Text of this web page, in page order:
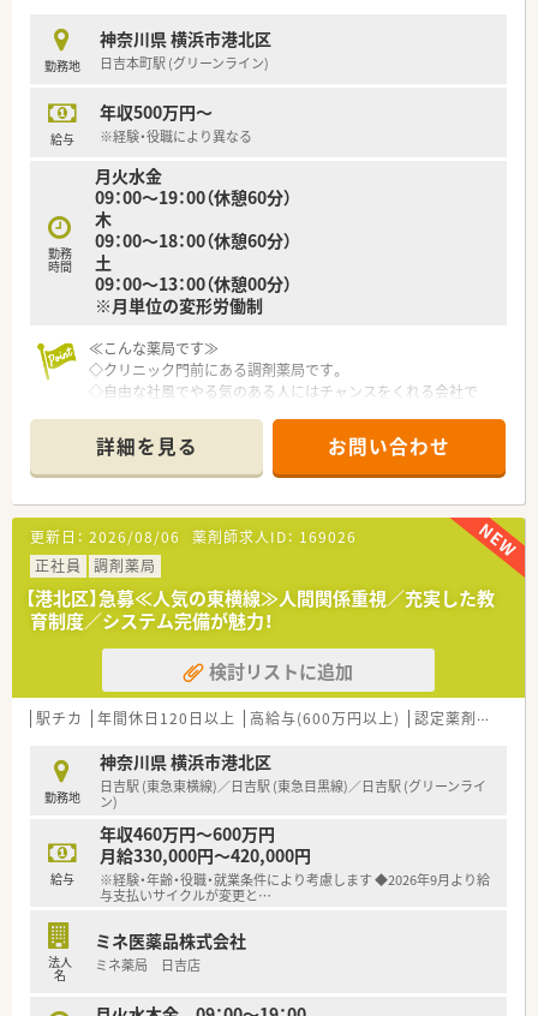
いう、人物面を重視した採用方針を企業として掲げています。
【法人特徴について】
占める、日本でも珍しい欧米型ドラッグストアを展開していま
す。
スクがなくコンプライアンス意識が非常に高い企業です。
■首都圏を中心とした地域密着型の店舗展開を行っており、原則
として転居を伴う異動がないため安心して働き続けられます。
勤務地
神奈川県 横浜市港北区
日吉本町駅 (グリーンライン)
給与
年収500万円～
※経験・役職により異なる
勤務
時間
月火水金
09：00～19：00（休憩60分）
木
09：00～18：00（休憩60分）
土
09：00～13：00（休憩00分）
※月単位の変形労働制
≪こんな薬局です≫
◇クリニック門前にある調剤薬局です。
◇自由な社風でやる気のある人にはチャンスをくれる会社で
◇転勤は基本的にありません！
◇残業が少なく、基本的に19時には退社出来ます！
■応需元の集中率が90％を超えおり、患者様は顔なじみばかり
詳細を見る お問い合わせ
更新日： 2026/08/06 薬剤師求人ID： 169026
正社員
調剤薬局
【港北区】急募≪人気の東横線≫人間関係重視／充実した教
育制度／システム完備が魅力！
検討リストに追加
駅チカ 年間休日120日以上 高給与(600万円以上) 認定薬剤師取得支援あり
勤務地
神奈川県 横浜市港北区
日吉駅 (東急東横線)／日吉駅 (東急目黒線)／日吉駅 (グリーンライ
ン)
給与
年収460万円～600万円
月給330,000円～420,000円
※経験・年齢・役職・就業条件により考慮します ◆2026年9月より給
与支払いサイクルが変更と…
法人
名
ミネ医薬品株式会社
ミネ薬局 日吉店